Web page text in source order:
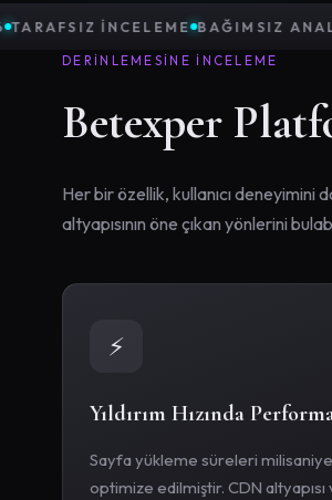
2026 TARAFSIZ İNCELEME
DERINLEMESINE İNCELEME
Betexper
Her bir özellik, kullanıcı
altyapısının öne çıkan yönlerini
⚡
Yıldırım Hızında
Sayfa yükleme süreleri
optimize edilmiştir. CDN